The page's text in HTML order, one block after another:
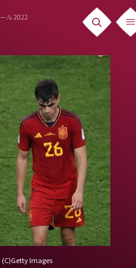
ル 2022
(C)Getty Images